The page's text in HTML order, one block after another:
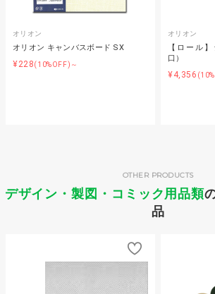
オリオン
オリオン キャンバスボード SX
¥228(10%OFF)～
オリオン
【ロール
口）
¥4,356
デザイン・製図・コミック用品類
品
OTHER PRODUCTS